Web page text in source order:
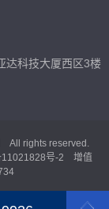
达科技大厦西区3楼
All rights reserved.
号-2 增值